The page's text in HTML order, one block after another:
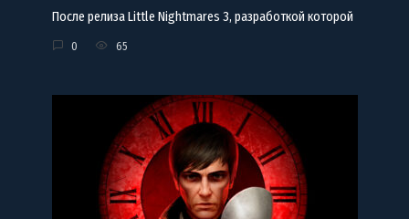
После релиза Little Nightmares 3, разработкой которой
0 65